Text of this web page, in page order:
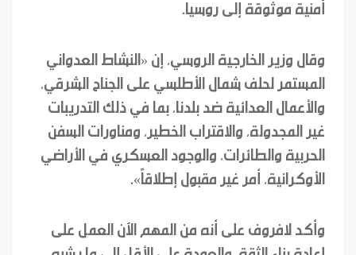
أمنية موثوقة إلى روسيا.
وقال وزير الخارجية الروسي، إن «النشاط العدواني
المستمر لحلف شمال الأطلسي على الجناح الشرقي،
والأعمال العدائية ضد بلدنا، بما في ذلك التدريبات
غير المجدولة، والاقتراب الخطير، ومناورات السفن
الحربية والطائرات، والوجود العسكري في الأراضي
الأوكرانية، أمر غير مقبول إطلاقاً».
وأكد لافروف على أنه من المهم الآن العمل على